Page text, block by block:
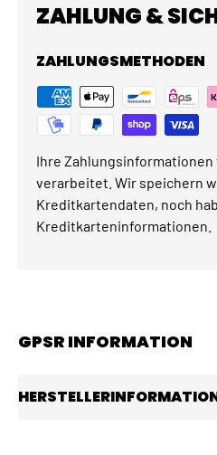
ZAHLUNG &
ZAHLUNGSMETHODEN
Ihre
verarbeitet. Wir speichern
Kreditkartendaten, noch
Kreditkarteninformationen.
GPSR INFORMATION